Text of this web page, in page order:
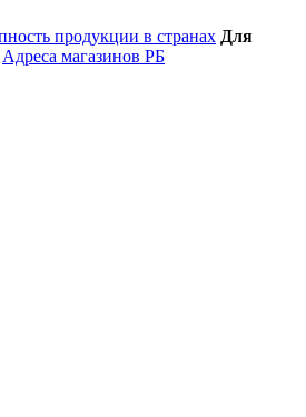
продукции в странах Для
Адреса магазинов РБ